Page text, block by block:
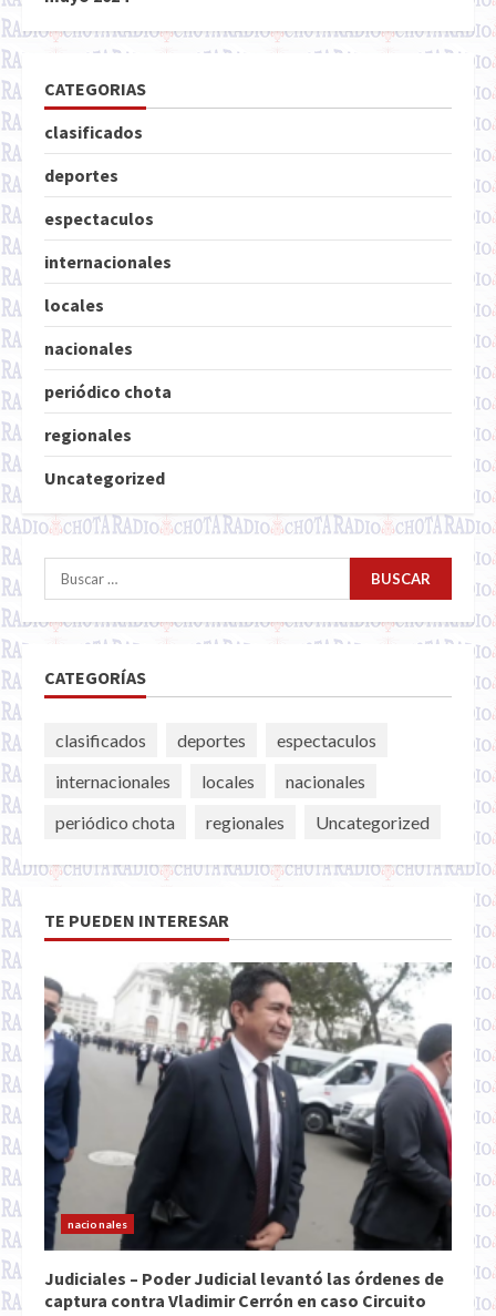
CATEGORIAS
clasificados
deportes
espectaculos
internacionales
locales
nacionales
periódico chota
regionales
Uncategorized
Buscar:
CATEGORÍAS
clasificados deportes
espectaculos
internacionales
locales
nacionales
periódico chota
regionales Uncategorized
TE PUEDEN INTERESAR
nacionales
Judiciales – Poder Judicial levantó las órdenes de
captura contra Vladimir Cerrón en caso Circuito